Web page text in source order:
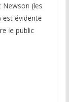
Newson (les
est évidente
le public